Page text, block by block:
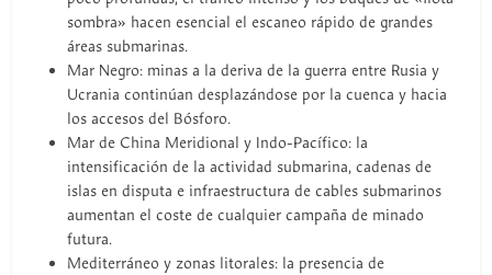
sombra» hacen esencial el escaneo rápido de grandes
áreas submarinas.
Mar Negro: minas a la deriva de la guerra entre Rusia y
Ucrania continúan desplazándose por la cuenca y hacia
los accesos del Bósforo.
Mar de China Meridional y Indo-Pacífico: la
intensificación de la actividad submarina, cadenas de
islas en disputa e infraestructura de cables submarinos
aumentan el coste de cualquier campaña de minado
futura.
Mediterráneo y zonas litorales: la presencia de